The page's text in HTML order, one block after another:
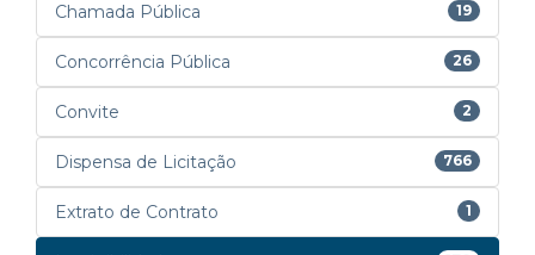
Chamada Pública 19
Concorrência Pública 26
Convite 2
Dispensa de Licitação 766
Extrato de Contrato 1